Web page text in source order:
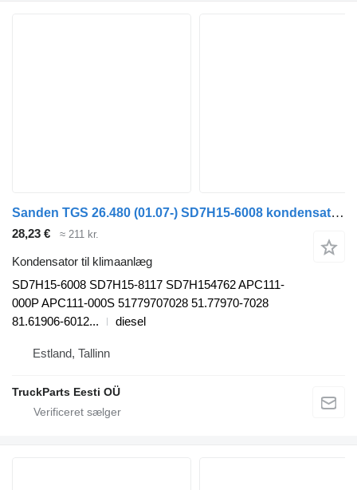
Sanden TGS 26.480 (01.07-) SD7H15-6008 kondensator til klimaanlæg til MAN TGL, TGM, TGS, TGX (2005-2021) trækker
28,23 € ≈ 211 kr.
Kondensator til klimaanlæg
SD7H15-6008 SD7H15-8117 SD7H154762 APC111-
000P APC111-000S 51779707028 51.77970-7028
81.61906-6012...
diesel
Estland, Tallinn
TruckParts Eesti OÜ